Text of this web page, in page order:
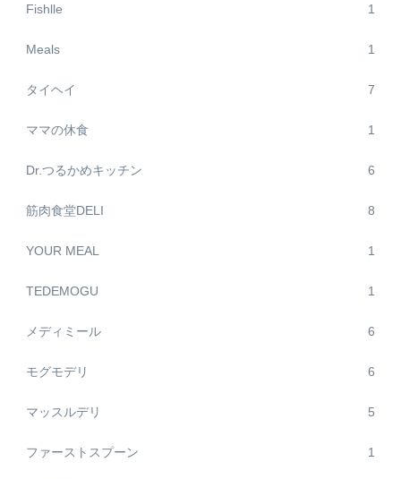
Fishlle 1
Meals 1
タイヘイ 7
ママの休食 1
Dr.つるかめキッチン 6
筋肉食堂DELI 8
YOUR MEAL 1
TEDEMOGU 1
メディミール 6
モグモデリ 6
マッスルデリ 5
ファーストスプーン 1